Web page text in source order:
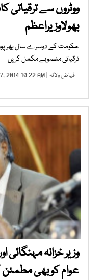
ووٹروں سے
بھولاوزیراعظم
حکومت کے دوسرے سال
ترقیاتی منصوبے مکمل کریں
فیاض ولانہ
وزیر خزانہ مہنگائی
عوام کو بھی